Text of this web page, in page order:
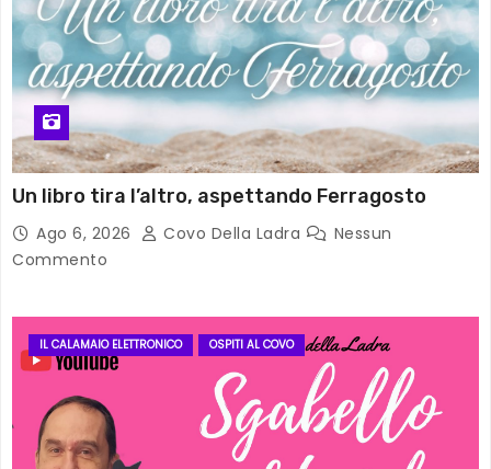
Un libro tira l’altro, aspettando Ferragosto
Ago 6, 2026 Covo Della Ladra
Nessun
Commento
IL CALAMAIO ELETTRONICO OSPITI AL COVO